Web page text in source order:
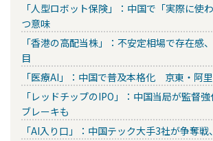
「人型ロボット保険」：中国で「実際に使
つ意味
「香港の高配当株」：不安定相場で存在感
目
「医療AI」：中国で普及本格化 京東・阿
「レッドチップのIPO」：中国当局が監督
ブレーキも
「AI入り口」：中国テック大手3社が争奪